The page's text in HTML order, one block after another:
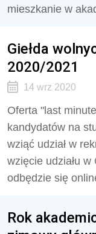
mieszkanie w
Giełda
2020/2021
14 wrz 2020
Oferta "last
kandydatów na
wziąć udział w
wzięcie udziału
odbędzie się
Rok